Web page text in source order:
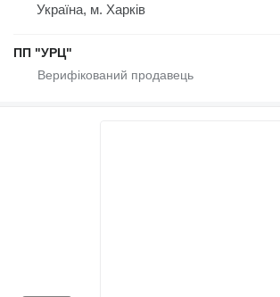
Україна, м. Харків
ПП "УРЦ"